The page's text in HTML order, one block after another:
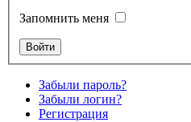
Запомнить меня
Забыли пароль?
Забыли логин?
Регистрация